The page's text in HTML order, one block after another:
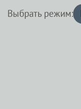
Выбрать режим: